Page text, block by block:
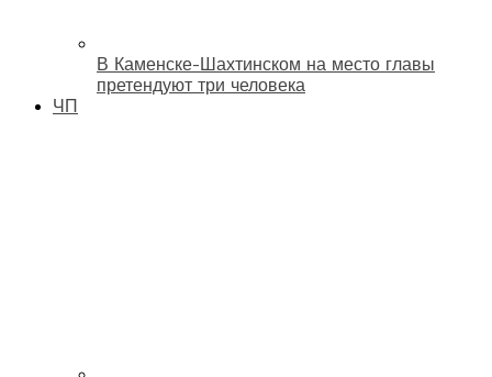
В Каменске-Шахтинском на место главы
претендуют три человека
ЧП